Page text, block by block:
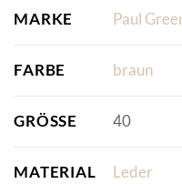
MARKE Paul
FARBE braun
GRÖSSE 40
MATERIAL Leder